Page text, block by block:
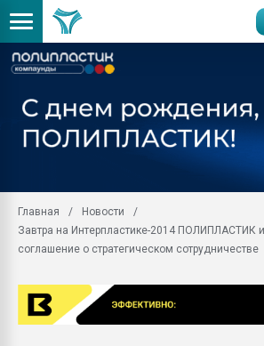
Главная
Новости
Завтра на Интерпластике-2014 ПОЛИПЛАСТИК
соглашение о стратегическом сотрудничестве